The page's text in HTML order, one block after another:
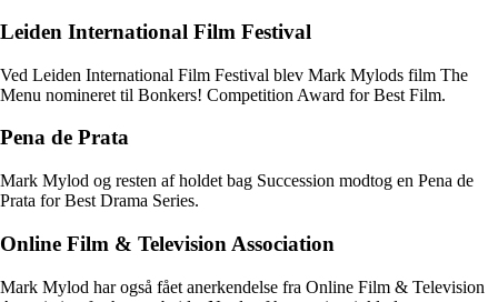
Leiden International Film Festival
Ved Leiden International Film Festival blev Mark Mylods film The
Menu nomineret til Bonkers! Competition Award for Best Film.
Pena de Prata
Mark Mylod og resten af holdet bag Succession modtog en Pena de
Prata for Best Drama Series.
Online Film & Television Association
Mark Mylod har også fået anerkendelse fra Online Film & Television